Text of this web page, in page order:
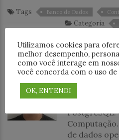
Tags Banco de Dados
Categoria
ABOUT AUTHOR
Arlindo
Arlindo Neto
banco de
PostgreSQL.
de dados
Utilizamos cookies para
melhor desempenho,
como você interage em
você concorda com o uso de
OK, ENTENDI